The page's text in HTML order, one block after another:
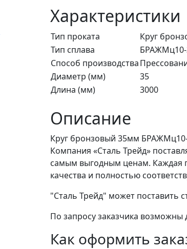
Характеристики
Тип проката
Круг
Тип сплава
БРАЖМц10-
Способ производства
Диаметр (мм)
35
Длина (мм)
3000
Описание
Круг бронзовый 35мм БРАЖМц10-
Компания «Сталь Трейд»
самым выгодным ценам. Каждая
качества и полностью
"Сталь Трейд" может поставить
По запросу заказчика возможны
Как оформить